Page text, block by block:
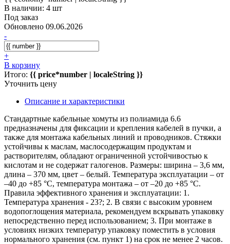
В наличии: 4 шт
Под заказ
Обновлено 09.06.2026
-
+
В корзину
Итого: {{ price*number | localeString }}
Уточнить цену
Описание и характеристики
Стандартные кабельные хомуты из полиамида 6.6
предназначены для фиксации и крепления кабелей в пучки, а
также для монтажа кабельных линий и проводников. Стяжки
устойчивы к маслам, маслосодержащим продуктам и
растворителям, обладают ограниченной устойчивостью к
кислотам и не содержат галогенов. Размеры: ширина – 3,6 мм,
длина – 370 мм, цвет – белый. Температура эксплуатации – от
–40 до +85 °С, температура монтажа – от –20 до +85 °С.
Правила эффективного хранения и эксплуатации: 1.
Температура хранения - 23?; 2. В связи с высоким уровнем
водопоглощения материала, рекомендуем вскрывать упаковку
непосредственно перед использованием; 3. При монтаже в
условиях низких температур упаковку поместить в условия
нормального хранения (см. пункт 1) на срок не менее 2 часов.